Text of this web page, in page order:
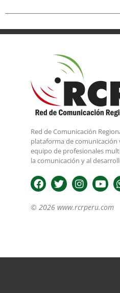
Red de Comunicación
plataforma de
equipo de profesionales
la comunicación y al
© 2026 www.rcrperu.com